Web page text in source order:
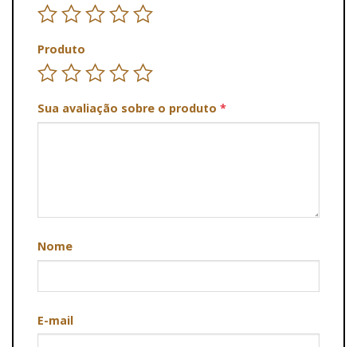
Produto
Sua avaliação sobre o produto *
Nome
E-mail